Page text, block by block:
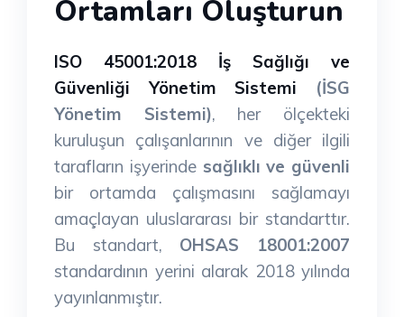
Ortamları Oluşturun
ISO 45001:2018 İş Sağlığı ve
Güvenliği Yönetim Sistemi (İSG
Yönetim Sistemi), her ölçekteki
kuruluşun çalışanlarının ve diğer ilgili
tarafların işyerinde sağlıklı ve güvenli
bir ortamda çalışmasını sağlamayı
amaçlayan uluslararası bir standarttır.
Bu standart, OHSAS 18001:2007
standardının yerini alarak 2018 yılında
yayınlanmıştır.